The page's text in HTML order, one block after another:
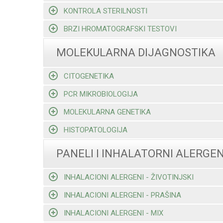
KONTROLA STERILNOSTI
BRZI HROMATOGRAFSKI TESTOVI
MOLEKULARNA DIJAGNOSTIKA
CITOGENETIKA
PCR MIKROBIOLOGIJA
MOLEKULARNA GENETIKA
HISTOPATOLOGIJA
PANELI I INHALATORNI
INHALACIONI ALERGENI - ŽIVOTINJSKI
INHALACIONI ALERGENI - PRAŠINA
INHALACIONI ALERGENI - MIX